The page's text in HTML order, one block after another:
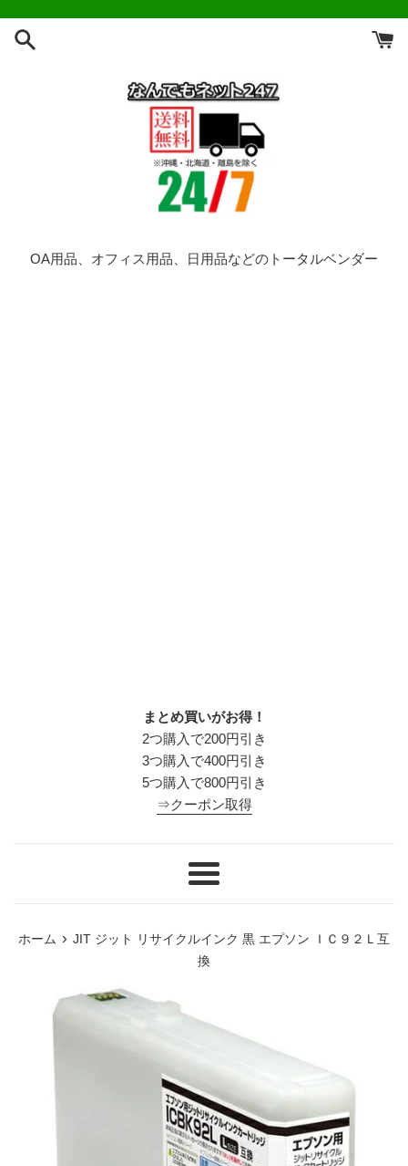
OA用品、オフィス用品、日用品などのトータルベンダー
まとめ買いがお得！
2つ購入で200円引き
3つ購入で400円引き
5つ購入で800円引き
⇒クーポン取得
メ
ー
ホーム › JIT ジット リサイクルインク 黒 エプソン ＩＣ９２Ｌ互
換